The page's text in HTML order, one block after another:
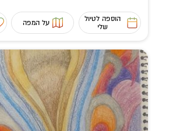
הוספה לטיול
שלי
על המפה